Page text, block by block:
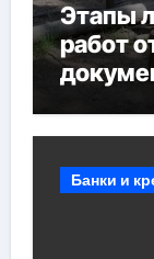
Этапы
работ
Банки и